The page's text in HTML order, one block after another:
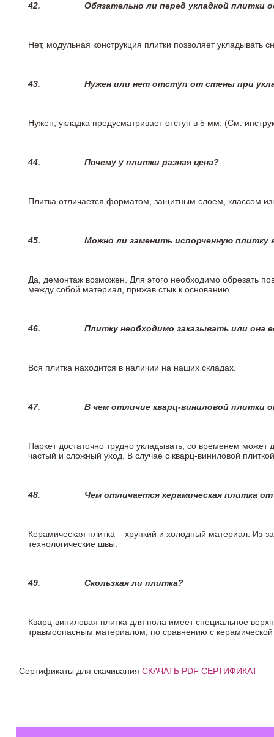
42. Обязательно ли перед укладкой плитки
Нет, модульная конструкция плитки позволяет
43. Нужен или нет отступ от стены при
Нужен, укладка предусматривает отступ в 5 мм. (См.
44. Почему у плитки разная цена?
Плитка отличается форматом, защитным слоем, классом
45. Можно ли заменить испорченную плитку
Да, демонтаж возможен. Для этого необходимо обрезать
между собой материал, прижав стык к основанию.
46. Плитку необходимо заказывать или она
Вся плитка находится в наличии на наших складах.
47. В чем отличие кварц-виниловой плитки
Паркет достаточно трудно укладывать, со временем
частый и сложный уход. В случае с кварц-виниловой
48. Чем отличается керамическая плитка
Керамическая плитка – хрупкий и холодный материал. Из-
технологические швы.
49. Скользкая ли плитка?
Кварц-виниловая плитка для пола имеет специальное
травмоопасным материалом, по сравнению с
Сертификаты для скачивания СКАЧАТЬ PDF СЕРТИФИКАТ